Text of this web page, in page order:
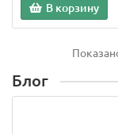
В корзину
Блог